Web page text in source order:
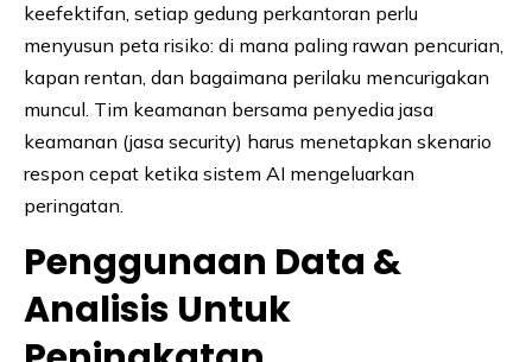
keefektifan, setiap gedung perkantoran perlu
menyusun peta risiko: di mana paling rawan pencurian,
kapan rentan, dan bagaimana perilaku mencurigakan
muncul. Tim keamanan bersama penyedia jasa
keamanan (jasa security) harus menetapkan skenario
respon cepat ketika sistem AI mengeluarkan
peringatan.
Penggunaan Data &
Analisis Untuk